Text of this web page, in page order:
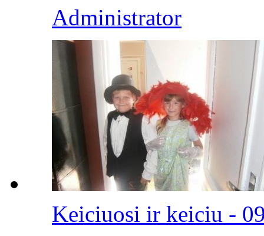
Administrator
Keiciuosi ir keiciu -